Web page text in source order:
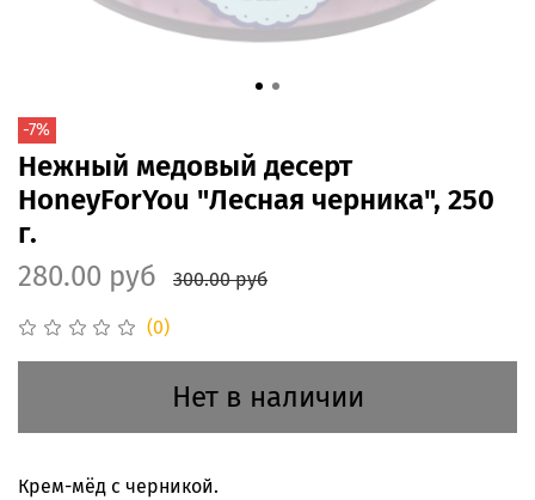
-7%
(0)
Нежный медовый десерт
HoneyForYou "Лесная черника", 250
г.
280.00 руб
300.00 руб
Нет в наличии
Крем-мёд с черникой.